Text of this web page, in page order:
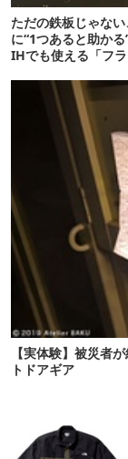
ただの鉄板じゃな
に“1つあると助かる
IHでも使える「フ
【実体験】被災者
トドアギア